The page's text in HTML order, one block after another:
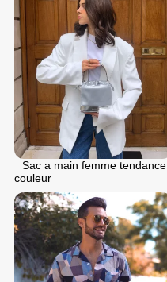
Sac a main femme tendance
couleur